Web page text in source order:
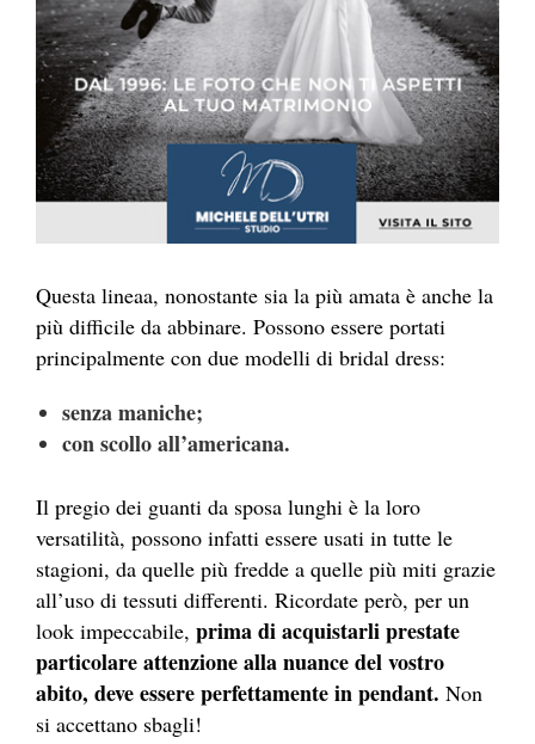
Questa lineaa, nonostante sia la più amata è anche la
più difficile da abbinare. Possono essere portati
principalmente con due modelli di bridal dress:
senza maniche;
con scollo all’americana.
Il pregio dei guanti da sposa lunghi è la loro
versatilità, possono infatti essere usati in tutte le
stagioni, da quelle più fredde a quelle più miti grazie
all’uso di tessuti differenti. Ricordate però, per un
look impeccabile, prima di acquistarli prestate
particolare attenzione alla nuance del vostro
abito, deve essere perfettamente in pendant. Non
si accettano sbagli!